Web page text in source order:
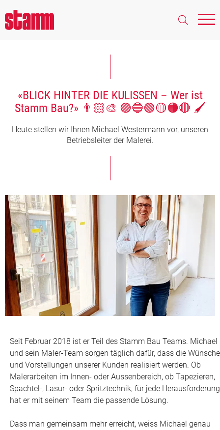
«BLICK HINTER DIE KULISSEN – Wer ist
Stamm Bau?» 👨🏻‍🎨 🟣🔵🟢🟡🟠🔴 🖌
Heute stellen wir Ihnen Michael Westermann vor, unseren
Betriebsleiter der Malerei.
Seit Februar 2018 ist er Teil des Stamm Bau Teams. Michael
und sein Maler-Team sorgen täglich dafür, dass die Wünsche
und Vorstellungen unserer Kunden realisiert werden. Ob
Malerarbeiten im Innen- oder Aussenbereich, ob Tapezieren,
Spachtel-, Lasur- oder Spritztechnik, für jede Herausforderung
hat er mit seinem Team die passende Lösung.
Dass man gemeinsam mehr erreicht, weiss Michael genau